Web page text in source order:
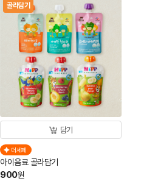
골라담기
담기
더세페
아이음료 골라담기
900원